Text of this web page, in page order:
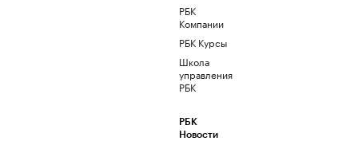
РБК
Компании
РБК Курсы
Школа
управления
РБК
РБК
Новости